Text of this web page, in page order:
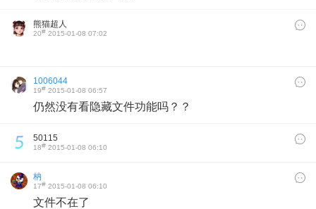
熊猫超人
20# 2015-01-08 07:02
1006044
19# 2015-01-08 06:57
仍然没有看隐藏文件功能吗？？
50115
18# 2015-01-08 06:10
枘
17# 2015-01-08 06:10
文件不在了